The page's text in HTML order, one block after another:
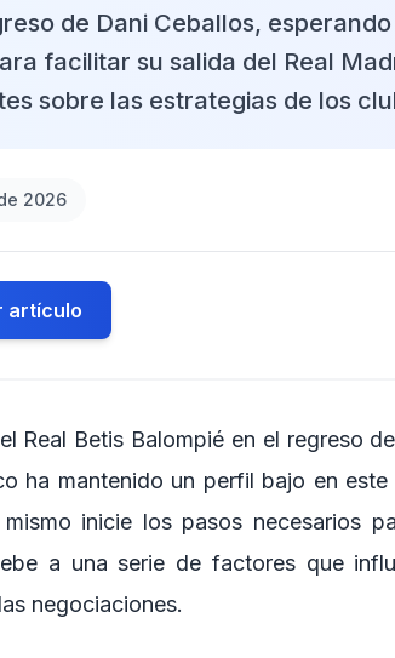
de Dani Ceballos,
facilitar su salida del Real
sobre las estrategias de los
2026
artículo
Real Betis Balompié en el regreso
ha mantenido un perfil bajo en
inicie los pasos necesarios
a una serie de factores que
negociaciones.